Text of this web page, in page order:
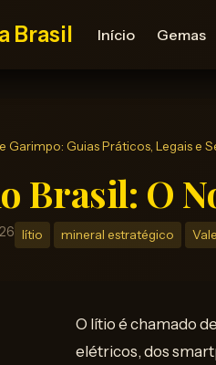
Brasil Início Gemas
Garimpo: Guias Práticos, Legais e
Brasil: O
lítio mineral estratégico
O lítio é chamado de
elétricos, dos